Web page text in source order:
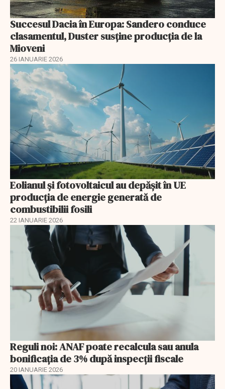
Succesul Dacia în Europa: Sandero conduce
clasamentul, Duster susține producția de la
Mioveni
26 IANUARIE 2026
Eolianul și fotovoltaicul au depășit în UE
producția de energie generată de
combustibilii fosili
22 IANUARIE 2026
Reguli noi: ANAF poate recalcula sau anula
bonificația de 3% după inspecții fiscale
20 IANUARIE 2026